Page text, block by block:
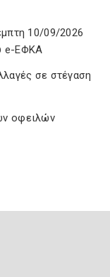
10/09/2026
e-ΕΦΚΑ
σε στέγαση
οφειλών